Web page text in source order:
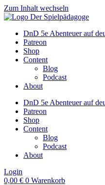
Zum Inhalt wechseln
DnD 5e Abenteuer auf
Patreon
Shop
Content
Blog
Podcast
About
DnD 5e Abenteuer auf
Patreon
Shop
Content
Blog
Podcast
About
Login
0,00 € 0 Warenkorb